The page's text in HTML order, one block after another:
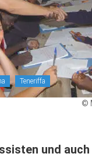
Teneriffa
©
und